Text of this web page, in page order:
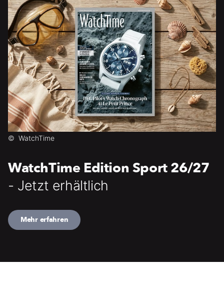
© WatchTime
WatchTime Edition Sport 26/27
- Jetzt erhältlich
Mehr erfahren